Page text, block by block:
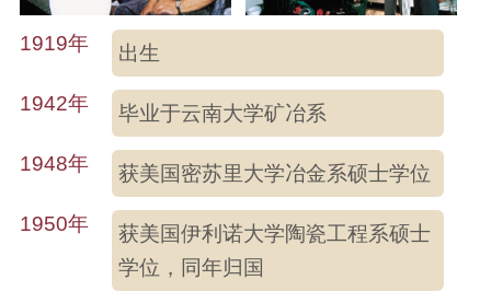
1919年 出生
1942年 毕业于云南大学矿冶系
1948年 获美国密苏里大学冶金系硕士学位
1950年
获美国伊利诺大学陶瓷工程系硕士
学位，同年归国